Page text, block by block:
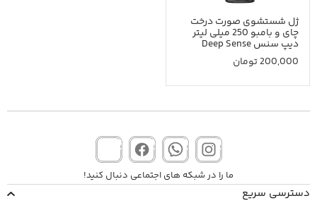
ژل شستشوی صورت درخت
چای و بامبو 250 میلی لیتر
دیپ سنس Deep Sense
200,000تومان
ما را در شبکه های اجتماعی دنبال کنید!
دسترسی سریع